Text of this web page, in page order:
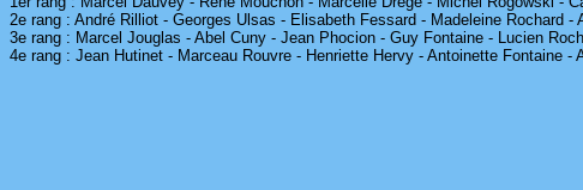
2e rang : André Rilliot - Georges Ulsas - Elisabeth Fessard - Madeleine Rochard
3e rang : Marcel Jouglas - Abel Cuny - Jean Phocion - Guy Fontaine - Lucien
4e rang : Jean Hutinet - Marceau Rouvre - Henriette Hervy - Antoinette Fontaine